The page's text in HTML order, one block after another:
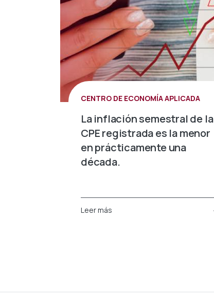
CENTRO DE ECONOMÍA APLICADA
La inflación semestral de la
CPE registrada es la menor
en prácticamente una
década.
Leer más